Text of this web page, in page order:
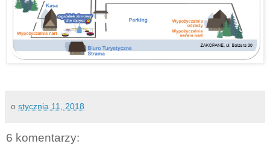
o stycznia 11, 2018
6 komentarzy: